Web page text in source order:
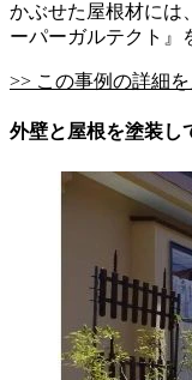
かぶせた屋根材には
ーパーガルテクト』
>> この事例の詳細を
外壁と屋根を塗装し